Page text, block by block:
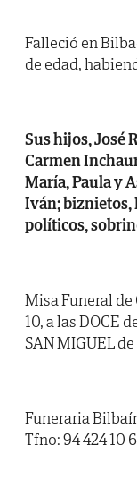
Falleció en
de edad,
Sus hijos, José
Carmen
María, Paula y
Iván; biznietos,
políticos,
Misa Funeral de
10, a las DOCE
SAN MIGUEL
Funeraria
Tfno: 94 424 10